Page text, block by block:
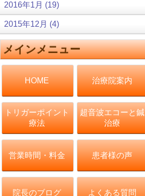
2016年1月 (19)
2015年12月 (4)
メインメニュー
HOME 治療院案内
トリガーポイント
療法
超音波エコーと鍼
治療
営業時間・料金 患者様の声
院長のブログ よくある質問